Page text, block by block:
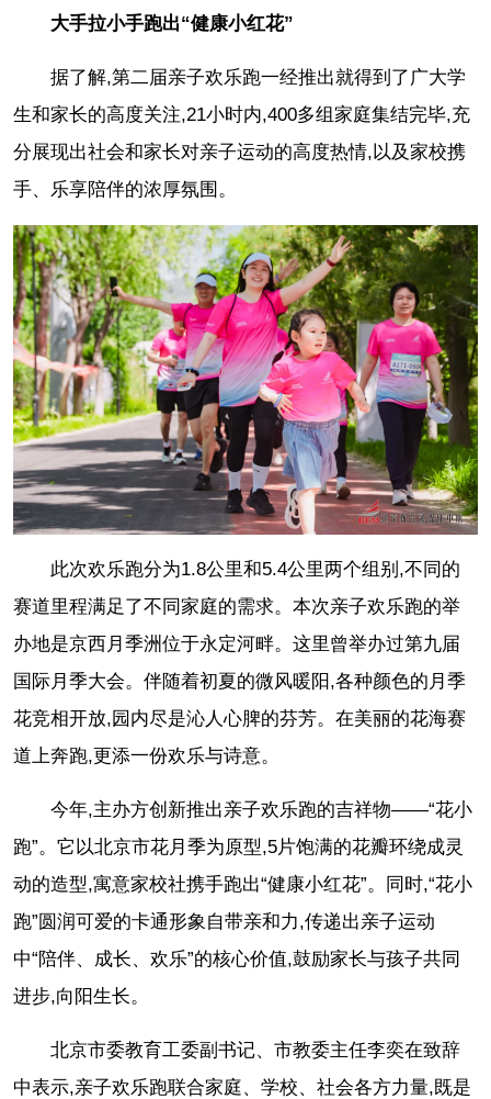
大手拉小手跑出“健康小红花”
据了解,第二届亲子欢乐跑一经推出就得到了广大学
生和家长的高度关注,21小时内,400多组家庭集结完毕,充
分展现出社会和家长对亲子运动的高度热情,以及家校携
手、乐享陪伴的浓厚氛围。
此次欢乐跑分为1.8公里和5.4公里两个组别,不同的
赛道里程满足了不同家庭的需求。本次亲子欢乐跑的举
办地是京西月季洲位于永定河畔。这里曾举办过第九届
国际月季大会。伴随着初夏的微风暖阳,各种颜色的月季
花竞相开放,园内尽是沁人心脾的芬芳。在美丽的花海赛
道上奔跑,更添一份欢乐与诗意。
今年,主办方创新推出亲子欢乐跑的吉祥物——“花小
跑”。它以北京市花月季为原型,5片饱满的花瓣环绕成灵
动的造型,寓意家校社携手跑出“健康小红花”。同时,“花小
跑”圆润可爱的卡通形象自带亲和力,传递出亲子运动
中“陪伴、成长、欢乐”的核心价值,鼓励家长与孩子共同
进步,向阳生长。
北京市委教育工委副书记、市教委主任李奕在致辞
中表示,亲子欢乐跑联合家庭、学校、社会各方力量,既是